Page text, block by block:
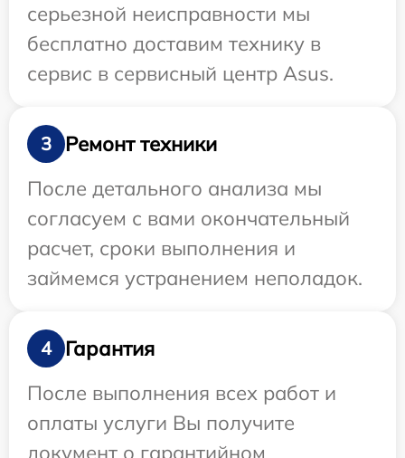
серьезной неисправности мы
бесплатно доставим технику в
сервис в сервисный центр Asus.
3
Ремонт техники
После детального анализа мы
согласуем с вами окончательный
расчет, сроки выполнения и
займемся устранением неполадок.
4
Гарантия
После выполнения всех работ и
оплаты услуги Вы получите
документ о гарантийном